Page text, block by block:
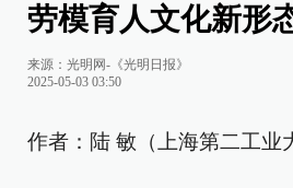
劳模育人文化新形
来源： 光明网-《光明日报》
2025-05-03 03:50
作者：陆 敏（上海第二工业